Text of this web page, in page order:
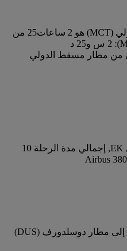
وقت الانتظار في مطار مسقط الدولي (MCT) هو 2 ساعات25 من
المحلي من مطار مسقط الدولي
رقم الرحلة 55 يتم التشغيل من قبل EK, إجمالي مدة الرحلة 10